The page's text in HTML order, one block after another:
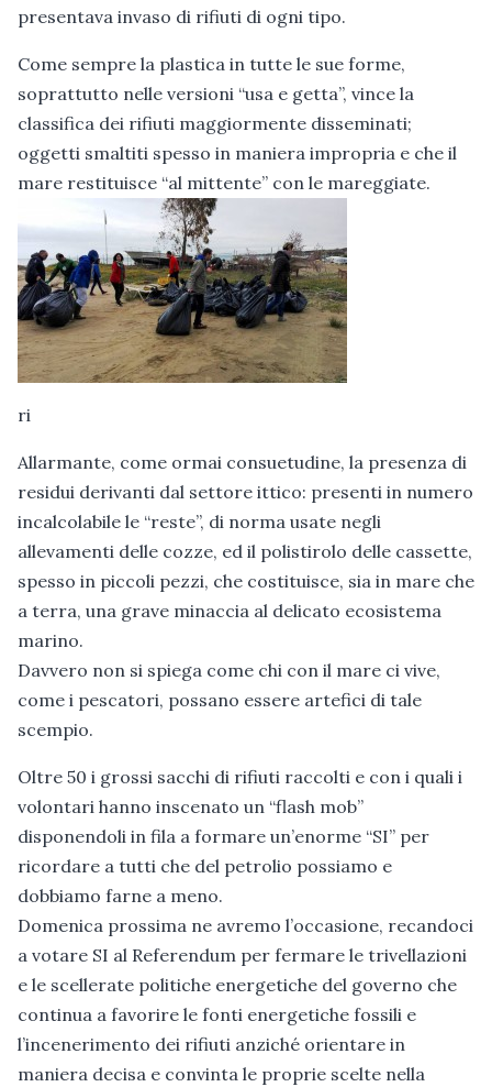
presentava invaso di rifiuti di ogni tipo.
Come sempre la plastica in tutte le sue forme,
soprattutto nelle versioni “usa e getta”, vince la
classifica dei rifiuti maggiormente disseminati;
oggetti smaltiti spesso in maniera impropria e che il
mare restituisce “al mittente” con le mareggiate.
ri
Allarmante, come ormai consuetudine, la presenza di
residui derivanti dal settore ittico: presenti in numero
incalcolabile le “reste”, di norma usate negli
allevamenti delle cozze, ed il polistirolo delle cassette,
spesso in piccoli pezzi, che costituisce, sia in mare che
a terra, una grave minaccia al delicato ecosistema
marino.
Davvero non si spiega come chi con il mare ci vive,
come i pescatori, possano essere artefici di tale
scempio.
Oltre 50 i grossi sacchi di rifiuti raccolti e con i quali i
volontari hanno inscenato un “flash mob”
disponendoli in fila a formare un’enorme “SI” per
ricordare a tutti che del petrolio possiamo e
dobbiamo farne a meno.
Domenica prossima ne avremo l’occasione, recandoci
a votare SI al Referendum per fermare le trivellazioni
e le scellerate politiche energetiche del governo che
continua a favorire le fonti energetiche fossili e
l’incenerimento dei rifiuti anziché orientare in
maniera decisa e convinta le proprie scelte nella